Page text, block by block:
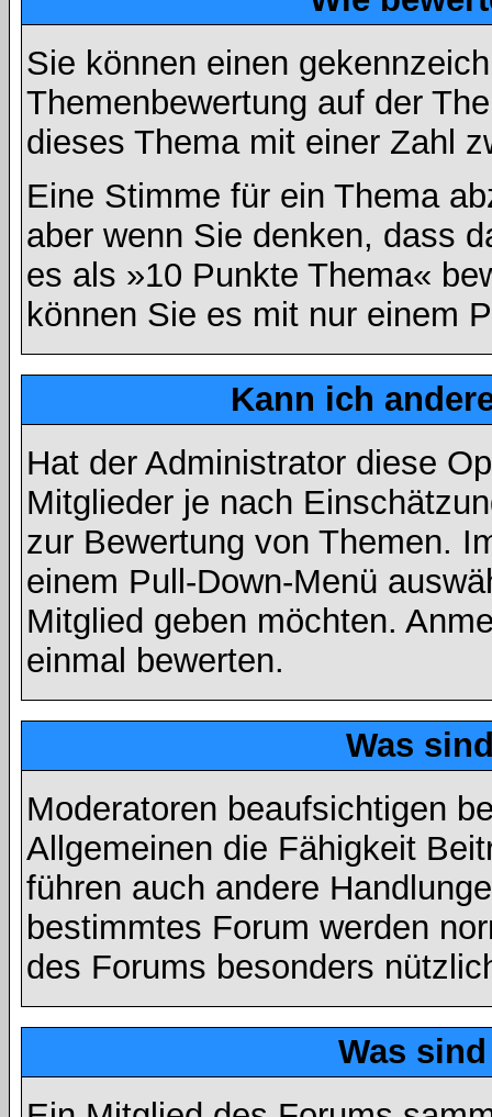
Sie können einen
Themenbewertung auf der
dieses Thema mit einer Zahl
Eine Stimme für ein Thema
aber wenn Sie denken, dass
es als »10 Punkte Thema«
können Sie es mit nur einem
Kann ich
Hat der Administrator diese
Mitglieder je nach
zur Bewertung von Themen.
einem Pull-Down-Menü
Mitglied geben möchten.
einmal bewerten.
Was
Moderatoren beaufsichtigen
Allgemeinen die Fähigkeit
führen auch andere
bestimmtes Forum werden
des Forums besonders
Was